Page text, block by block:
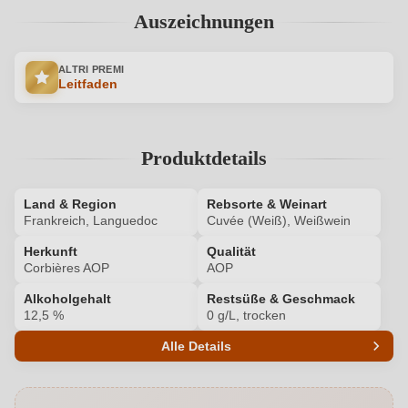
Auszeichnungen
ALTRI PREMI
Leitfaden
Produktdetails
Land & Region
Frankreich, Languedoc
Rebsorte & Weinart
Cuvée (Weiß), Weißwein
Herkunft
Corbières AOP
Qualität
AOP
Alkoholgehalt
12,5 %
Restsüße & Geschmack
0 g/L, trocken
Alle Details